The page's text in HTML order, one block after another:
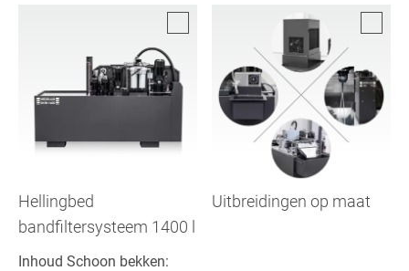
Hellingbed
bandfiltersysteem 1400 l
Inhoud Schoon bekken:
Uitbreidingen op maat